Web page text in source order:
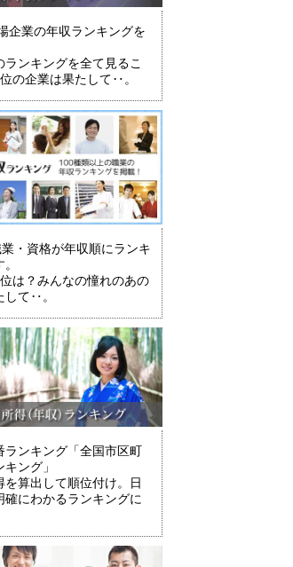
企業の年収ランキングを
ランキングを全て見るこ
の企業は果たして‥。
・資格が年収順にランキ
は？みんなの憧れのあの
して‥。
ランキング「全国市区町
ング」
を算出して順位付け。日
確にわかるランキングに